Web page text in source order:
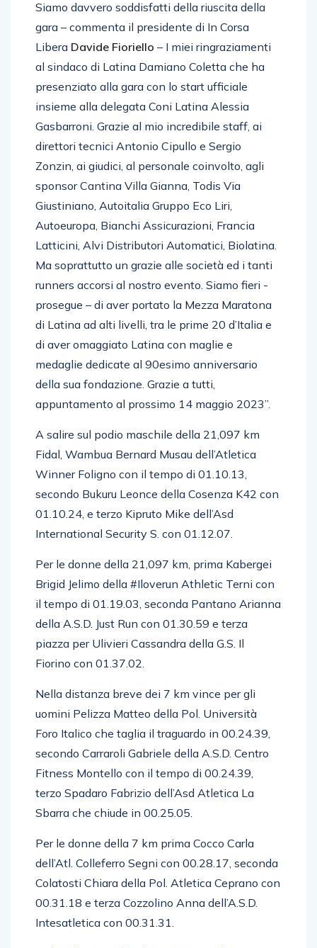
Siamo davvero soddisfatti della riuscita della
gara – commenta il presidente di In Corsa
LiberaDavide Fioriello– I miei ringraziamenti
al sindaco di Latina Damiano Coletta che ha
presenziato alla gara con lo start ufficiale
insieme alla delegata Coni Latina Alessia
Gasbarroni. Grazie al mio incredibile staff, ai
direttori tecnici Antonio Cipullo e Sergio
Zonzin, ai giudici, al personale coinvolto, agli
sponsor Cantina Villa Gianna, Todis Via
Giustiniano, Autoitalia Gruppo Eco Liri,
Autoeuropa, Bianchi Assicurazioni, Francia
Latticini, Alvi Distributori Automatici, Biolatina.
Ma soprattutto un grazie alle società ed i tanti
runners accorsi al nostro evento. Siamo fieri -
prosegue – di aver portato la Mezza Maratona
di Latina ad alti livelli, tra le prime 20 d’Italia e
di aver omaggiato Latina con maglie e
medaglie dedicate al 90esimo anniversario
della sua fondazione. Grazie a tutti,
A salire sul podio maschile della 21,097 km
Fidal, Wambua Bernard Musau dell’Atletica
Winner Foligno con il tempo di 01.10.13,
secondo Bukuru Leonce della Cosenza K42 con
01.10.24, e terzo Kipruto Mike dell’Asd
Per le donne della 21,097 km, prima Kabergei
Brigid Jelimo della #Iloverun Athletic Terni con
il tempo di 01.19.03, seconda Pantano Arianna
della A.S.D. Just Run con 01.30.59 e terza
piazza per Ulivieri Cassandra della G.S. Il
Nella distanza breve dei 7 km vince per gli
uomini Pelizza Matteo della Pol. Università
Foro Italico che taglia il traguardo in 00.24.39,
secondo Carraroli Gabriele della A.S.D. Centro
Fitness Montello con il tempo di 00.24.39,
terzo Spadaro Fabrizio dell’Asd Atletica La
Per le donne della 7 km prima Cocco Carla
dell’Atl. Colleferro Segni con 00.28.17, seconda
Colatosti Chiara della Pol. Atletica Ceprano con
00.31.18 e terza Cozzolino Anna dell’A.S.D.